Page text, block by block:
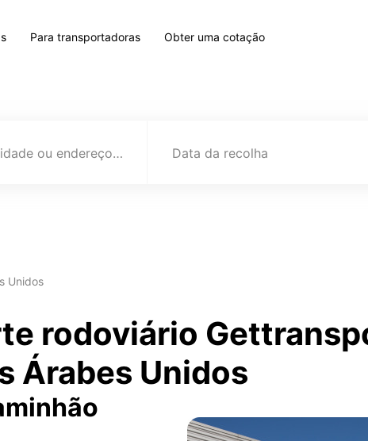
Para transportadoras Obter uma cotação
Destino (cidade ou endereço) Data da recolha
Unidos
rodoviário
Árabes Unidos